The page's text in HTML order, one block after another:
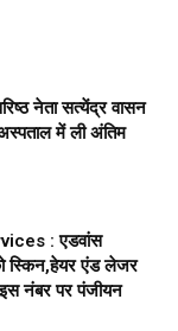
नेता सत्येंद्र वासन
में ली अंतिम
: एडवांस
स्किन,हेयर एंड लेजर
इस नंबर पर पंजीयन